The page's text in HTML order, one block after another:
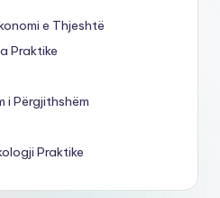
e Thjeshtë
Praktike
i Përgjithshëm
Praktike